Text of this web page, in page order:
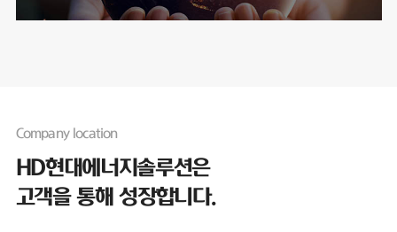
Company location
HD현대에너지솔루션은
고객을 통해 성장합니다.